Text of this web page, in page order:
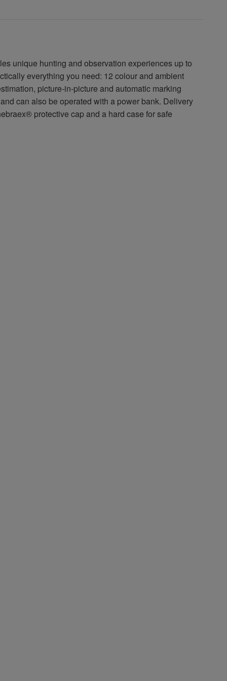
unique hunting and observation experiences up to
everything you need: 12 colour and ambient
picture-in-picture and automatic marking
can also be operated with a power bank. Delivery
protective cap and a hard case for safe